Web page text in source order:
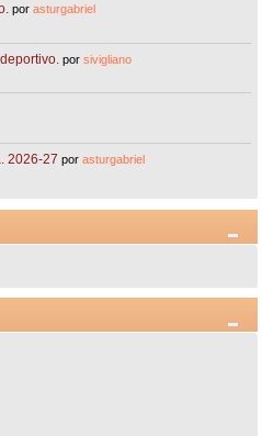
porasturgabriel
porsivigliano
2026-27 porasturgabriel